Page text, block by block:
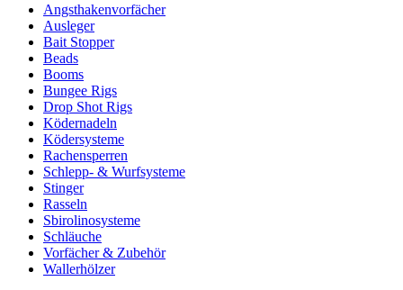
Angsthakenvorfächer
Ausleger
Bait Stopper
Beads
Booms
Bungee Rigs
Drop Shot Rigs
Ködernadeln
Ködersysteme
Rachensperren
Schlepp- & Wurfsysteme
Stinger
Rasseln
Sbirolinosysteme
Schläuche
Vorfächer & Zubehör
Wallerhölzer